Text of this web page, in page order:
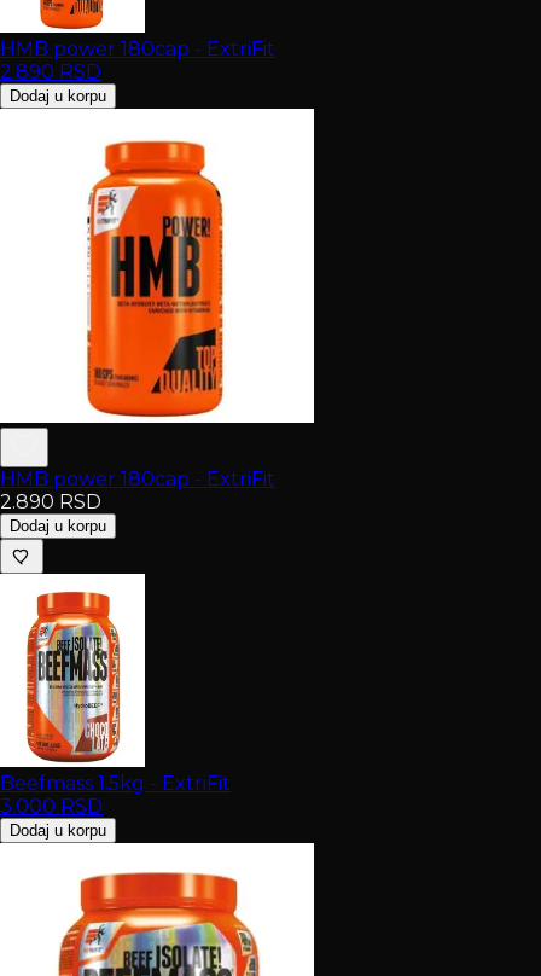
HMB power 180cap - ExtriFit
2.890 RSD
Dodaj u korpu
HMB power 180cap - ExtriFit
2.890 RSD
Dodaj u korpu
Beefmass 1.5kg - ExtriFit
3.000 RSD
Dodaj u korpu